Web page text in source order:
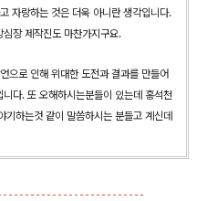
자랑하는 것은 더욱 아니란 생각입니다.
장 제작진도 마찬가지구요.
으로 인해 위대한 도전과 결과를 만들어
다. 또 오해하시는분들이 있는데 홍석천
하는것 같이 말씀하시는 분들고 계신데